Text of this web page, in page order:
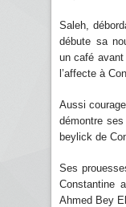
Saleh,
débute sa
un café avant
l’affecte à
Aussi
démontre
beylick de
Ses
Constantine
Ahmed Bey